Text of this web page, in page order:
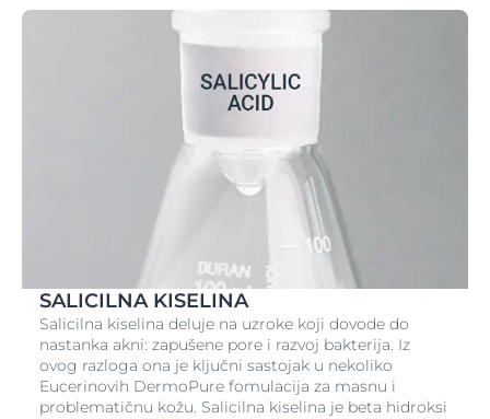
SALICILNA KISELINA
Salicilna kiselina deluje na uzroke koji dovode do
nastanka akni: zapušene pore i razvoj bakterija. Iz
ovog razloga ona je ključni sastojak u nekoliko
Eucerinovih DermoPure fomulacija za masnu i
problematičnu kožu. Salicilna kiselina je beta hidroksi